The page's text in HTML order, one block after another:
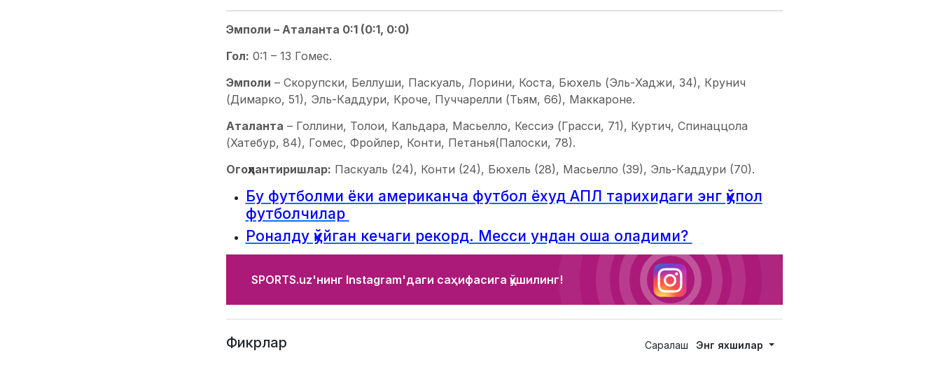
Эмполи – Аталанта 0:1 (0:1, 0:0)
Гол: 0:1 – 13 Гомес.
Эмполи – Скорупски, Беллуши, Паскуаль, Лорини, Коста, Бюхель (Эль-Хаджи, 34), Крунич
(Димарко, 51), Эль-Каддури, Кроче, Пуччарелли (Тьям, 66), Маккароне.
Аталанта – Голлини, Толои, Кальдара, Масьелло, Кессиэ (Грасси, 71), Куртич, Спинаццола
(Хатебур, 84), Гомес, Фройлер, Конти, Петанья(Палоски, 78).
Огоҳлантиришлар: Паскуаль (24), Конти (24), Бюхель (28), Масьелло (39), Эль-Каддури (70).
Бу футболми ёки американча футбол ёхуд АПЛ тарихидаги энг қўпол
футболчилар
Роналду қўйган кечаги рекорд. Месси ундан оша оладими?
SPORTS.uz'нинг Instagram'даги саҳифасига қўшилинг!
Фикрлар Саралаш Энг яхшилар